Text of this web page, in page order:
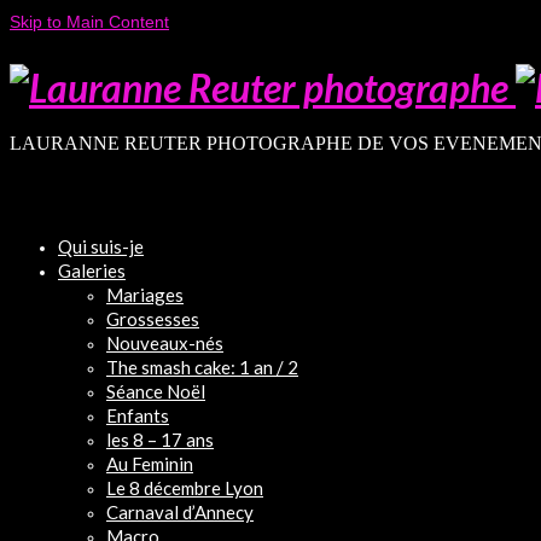
Skip to Main Content
LAURANNE REUTER PHOTOGRAPHE DE VOS
Qui suis-je
Galeries
Mariages
Grossesses
Nouveaux-nés
The smash cake: 1 an / 2
Séance Noël
Enfants
les 8 – 17 ans
Au Feminin
Le 8 décembre Lyon
Carnaval d’Annecy
Macro